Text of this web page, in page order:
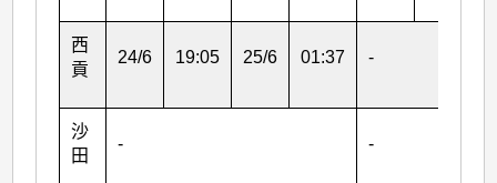
西
貢
24/6 19:05 25/6 01:37 -
沙
田
- -